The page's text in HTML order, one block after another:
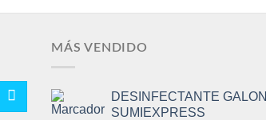
MÁS VENDIDO
DESINFECTANTE GALON
SUMIEXPRESS